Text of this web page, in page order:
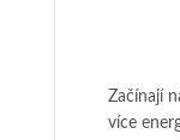
Začínají
více